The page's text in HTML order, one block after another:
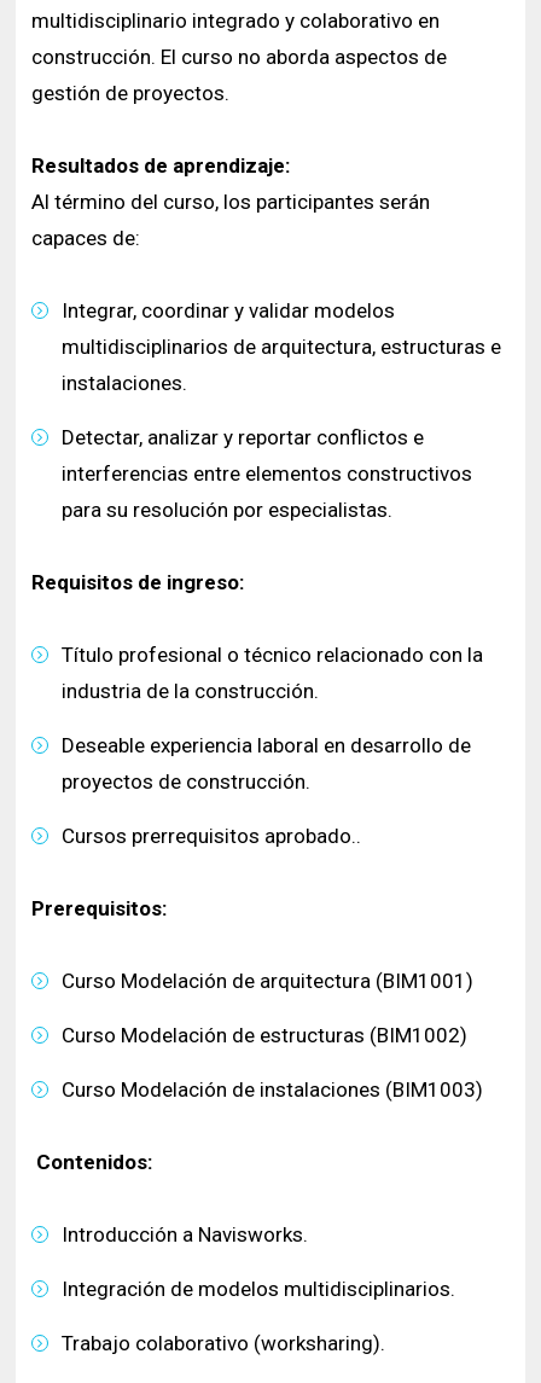
multidisciplinario integrado y colaborativo en
construcción. El curso no aborda aspectos de
gestión de proyectos.
Resultados de aprendizaje:
Al término del curso, los participantes serán
capaces de:
Integrar, coordinar y validar modelos
multidisciplinarios de arquitectura, estructuras e
instalaciones.
Detectar, analizar y reportar conflictos e
interferencias entre elementos constructivos
para su resolución por especialistas.
Requisitos de ingreso:
Título profesional o técnico relacionado con la
industria de la construcción.
Deseable experiencia laboral en desarrollo de
proyectos de construcción.
Cursos prerrequisitos aprobado..
Prerequisitos:
Curso Modelación de arquitectura (BIM1001)
Curso Modelación de estructuras (BIM1002)
Curso Modelación de instalaciones (BIM1003)
Contenidos:
Introducción a Navisworks.
Integración de modelos multidisciplinarios.
Trabajo colaborativo (worksharing).